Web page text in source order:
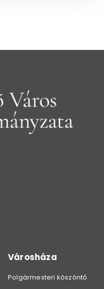
Városháza
Polgármesteri köszöntő